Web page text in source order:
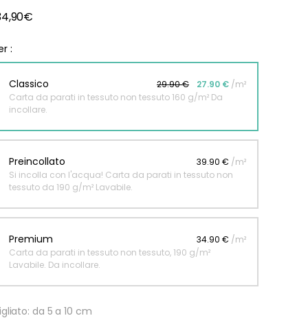
€
:
Classico 29.90 € 27.90 € /m²
Carta da parati in tessuto non tessuto 160 g/m² Da
incollare.
Preincollato 39.90 € /m²
Si incolla con l'acqua! Carta da parati in tessuto non
tessuto da 190 g/m² Lavabile.
Premium 34.90 € /m²
Carta da parati in tessuto non tessuto, 190 g/m²
Lavabile. Da incollare.
da 5 a 10 cm